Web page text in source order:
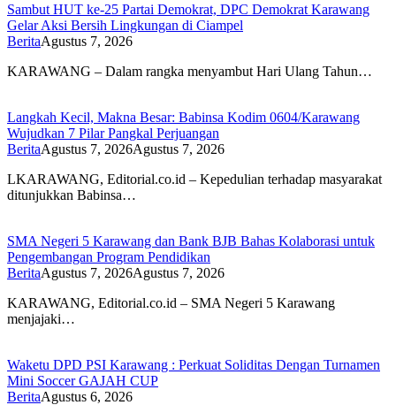
Sambut HUT ke-25 Partai Demokrat, DPC Demokrat Karawang
Gelar Aksi Bersih Lingkungan di Ciampel
BeritaAgustus 7, 2026
KARAWANG – Dalam rangka menyambut Hari Ulang Tahun…
Langkah Kecil, Makna Besar: Babinsa Kodim 0604/Karawang
Wujudkan 7 Pilar Pangkal Perjuangan
BeritaAgustus 7, 2026Agustus 7, 2026
LKARAWANG, Editorial.co.id – Kepedulian terhadap masyarakat
ditunjukkan Babinsa…
SMA Negeri 5 Karawang dan Bank BJB Bahas Kolaborasi untuk
Pengembangan Program Pendidikan
BeritaAgustus 7, 2026Agustus 7, 2026
KARAWANG, Editorial.co.id – SMA Negeri 5 Karawang
menjajaki…
Waketu DPD PSI Karawang : Perkuat Soliditas Dengan Turnamen
Mini Soccer GAJAH CUP
BeritaAgustus 6, 2026